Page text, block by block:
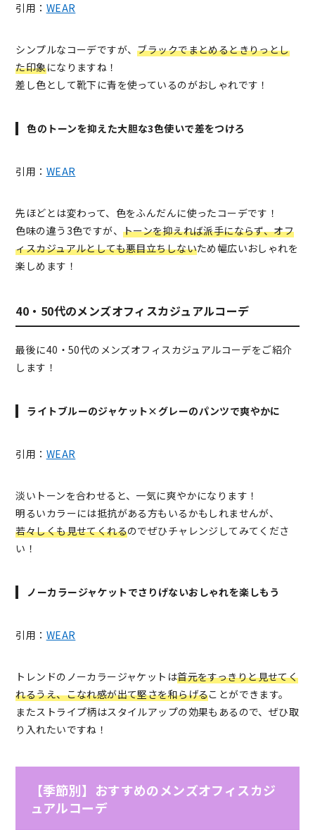
引用： WEAR
シンプルなコーデですが、ブラックでまとめるときりっとし
た印象になりますね！
差し色として靴下に青を使っているのがおしゃれです！
色のトーンを抑えた大胆な3色使いで差をつけろ
引用： WEAR
先ほどとは変わって、色をふんだんに使ったコーデです！
色味の違う3色ですが、トーンを抑えれば派手にならず、オフ
ィスカジュアルとしても悪目立ちしないため幅広いおしゃれを
楽しめます！
40・50代のメンズオフィスカジュアルコーデ
最後に40・50代のメンズオフィスカジュアルコーデをご紹介
します！
ライトブルーのジャケット×グレーのパンツで爽やかに
引用： WEAR
淡いトーンを合わせると、一気に爽やかになります！
明るいカラーには抵抗がある方もいるかもしれませんが、
若々しくも見せてくれるのでぜひチャレンジしてみてくださ
い！
ノーカラージャケットでさりげないおしゃれを楽しもう
引用： WEAR
トレンドのノーカラージャケットは首元をすっきりと見せてく
れるうえ、こなれ感が出て堅さを和らげることができます。
またストライプ柄はスタイルアップの効果もあるので、ぜひ取
り入れたいですね！
【季節別】おすすめのメンズオフィスカジ
ュアルコーデ